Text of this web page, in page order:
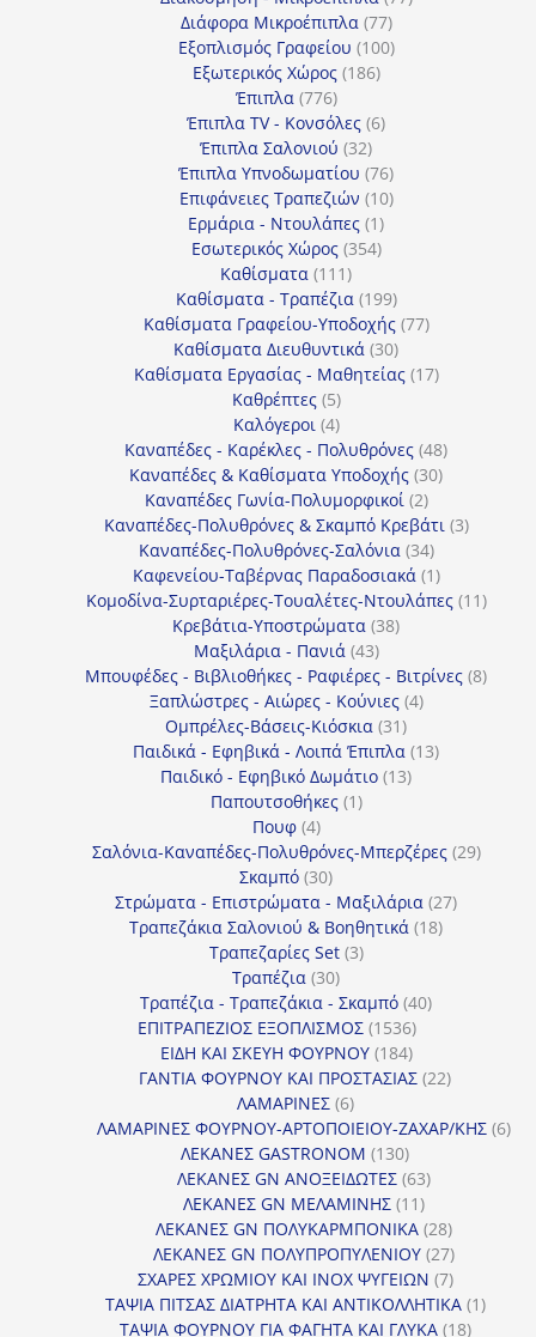
Διάφορα Μικροέπιπλα 7777
προϊόντα
Εξοπλισμός Γραφείου 100100
Εξωτερικός Χώρος 186186
Έπιπλα 776776
προϊόντα
Έπιπλα TV - Κονσόλες 66
Έπιπλα Σαλονιού 3232
προϊόντα
Έπιπλα Υπνοδωματίου 7676
προϊόντα
Επιφάνειες Τραπεζιών 1010
Ερμάρια - Ντουλάπες 11
προϊόν
Εσωτερικός Χώρος 354354
Καθίσματα 111111
προϊόντα
Καθίσματα - Τραπέζια 199199
προϊόντα
Καθίσματα Γραφείου-Υποδοχής 7777
Καθίσματα Διευθυντικά 3030
προϊόντα
Καθίσματα Εργασίας - Μαθητείας 1717
Καθρέπτες 55
προϊόντα
Καλόγεροι 44
προϊόντα
Καναπέδες - Καρέκλες - Πολυθρόνες 4848
προϊόντα
Καναπέδες & Καθίσματα Υποδοχής 3030
Καναπέδες Γωνία-Πολυμορφικοί 22
προϊόντα
Καναπέδες-Πολυθρόνες & Σκαμπό Κρεβάτι 33
Καναπέδες-Πολυθρόνες-Σαλόνια 3434
προϊόντα
Καφενείου-Ταβέρνας Παραδοσιακά 11
προϊόν
Κομοδίνα-Συρταριέρες-Τουαλέτες-Ντουλάπες 1111
Κρεβάτια-Υποστρώματα 3838
Μαξιλάρια - Πανιά 4343
προϊόντα
Μπουφέδες - Βιβλιοθήκες - Ραφιέρες - Βιτρίνες 88
Ξαπλώστρες - Αιώρες - Κούνιες 44
Ομπρέλες-Βάσεις-Κιόσκια 3131
προϊόντα
Παιδικά - Εφηβικά - Λοιπά Έπιπλα 1313
Παιδικό - Εφηβικό Δωμάτιο 1313
Παπουτσοθήκες 11
Πουφ 44
προϊόντα
Σαλόνια-Καναπέδες-Πολυθρόνες-Μπερζέρες 2929
Σκαμπό 3030
προϊόντα
Στρώματα - Επιστρώματα - Μαξιλάρια 2727
Τραπεζάκια Σαλονιού & Βοηθητικά 1818
Τραπεζαρίες Set 33
Τραπέζια 3030
προϊόντα
Τραπέζια - Τραπεζάκια - Σκαμπό 4040
ΕΠΙΤΡΑΠΕΖΙΟΣ ΕΞΟΠΛΙΣΜΟΣ 15361536
προϊόντα
ΕΙΔΗ ΚΑΙ ΣΚΕΥΗ ΦΟΥΡΝΟΥ 184184
προϊόντα
ΓΑΝΤΙΑ ΦΟΥΡΝΟΥ ΚΑΙ ΠΡΟΣΤΑΣΙΑΣ 2222
ΛΑΜΑΡΙΝΕΣ 66
προϊόντα
ΛΑΜΑΡΙΝΕΣ ΦΟΥΡΝΟΥ-ΑΡΤΟΠΟΙΕΙΟΥ-ΖΑΧΑΡ/ΚΗΣ 66
ΛΕΚΑΝΕΣ GASTRONOM 130130
προϊόντα
ΛΕΚΑΝΕΣ GN ΑΝΟΞΕΙΔΩΤΕΣ 6363
ΛΕΚΑΝΕΣ GN ΜΕΛΑΜΙΝΗΣ 1111
προϊόντα
ΛΕΚΑΝΕΣ GN ΠΟΛΥΚΑΡΜΠΟΝΙΚΑ 2828
προϊόντα
ΛΕΚΑΝΕΣ GN ΠΟΛΥΠΡΟΠΥΛΕΝΙΟΥ 2727
προϊόντα
ΣΧΑΡΕΣ ΧΡΩΜΙΟΥ ΚΑΙ INOX ΨΥΓΕΙΩΝ 77
προϊόντα
ΤΑΨΙΑ ΠΙΤΣΑΣ ΔΙΑΤΡΗΤΑ ΚΑΙ ΑΝΤΙΚΟΛΛΗΤΙΚΑ 11
ΤΑΨΙΑ ΦΟΥΡΝΟΥ ΓΙΑ ΦΑΓΗΤΑ ΚΑΙ ΓΛΥΚΑ 1818